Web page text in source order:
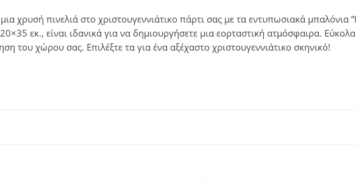
χρυσή πινελιά στο χριστουγεννιάτικο πάρτι σας με τα εντυπωσιακά μπαλόνια
20×35 εκ., είναι ιδανικά για να δημιουργήσετε μια εορταστική ατμόσφαιρα.
του χώρου σας. Επιλέξτε τα για ένα αξέχαστο χριστουγεννιάτικο σκηνικό!